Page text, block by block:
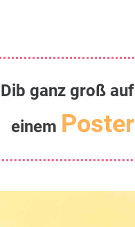
Dib ganz groß auf
einem Poster